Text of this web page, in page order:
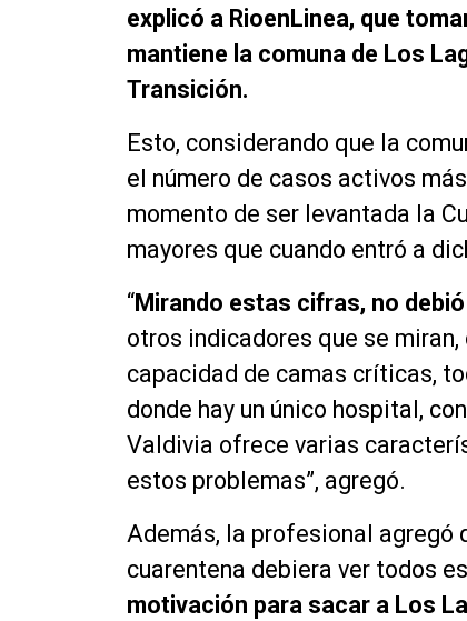
explicó a RioenLinea, que
mantiene la comuna de Los
Transición.
Esto, considerando que la
el número de casos activos
momento de ser levantada la
mayores que cuando entró a
“Mirando estas cifras, no
otros indicadores que se
capacidad de camas críticas,
donde hay un único hospital,
Valdivia ofrece varias
estos problemas”, agregó.
Además, la profesional agregó
cuarentena debiera ver todos
motivación para sacar a Los